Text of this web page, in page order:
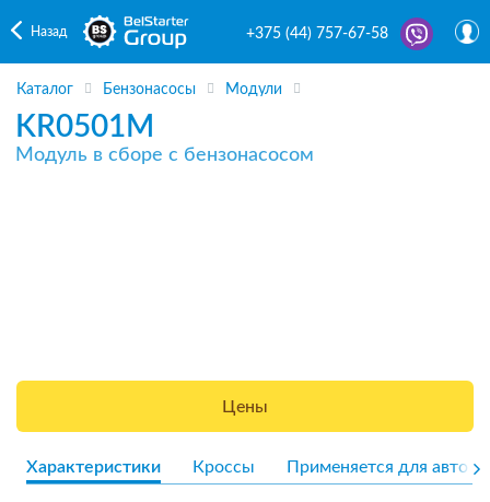
Назад +375 (44) 757-67-58
Каталог Бензонасосы Модули
KR0501M
Модуль в сборе с бензонасосом
Цены
Характеристики Кроссы Применяется для авто